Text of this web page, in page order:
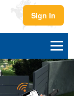
Sign In